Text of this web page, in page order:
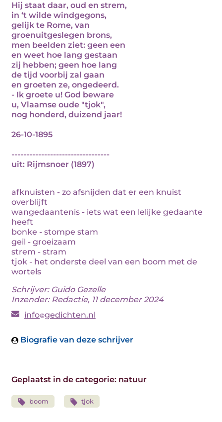
Hij staat daar, oud en strem,
in ‘t wilde windgegons,
gelijk te Rome, van
groenuitgeslegen brons,
men beelden ziet: geen een
en weet hoe lang gestaan
zij hebben; geen hoe lang
de tijd voorbij zal gaan
en groeten ze, ongedeerd.
- Ik groete u! God beware
u, Vlaamse oude "tjok",
nog honderd, duizend jaar!
26-10-1895
---------------------------------
uit: Rijmsnoer (1897)
afknuisten - zo afsnijden dat er een knuist
overblijft
wangedaantenis - iets wat een lelijke gedaante
heeft
bonke - stompe stam
geil - groeizaam
strem - stram
tjok - het onderste deel van een boom met de
wortels
Schrijver: Guido Gezelle
Inzender: Redactie, 11 december 2024
info gedichten.nl
Biografie van deze schrijver
Geplaatst in de categorie: natuur
boom tjok